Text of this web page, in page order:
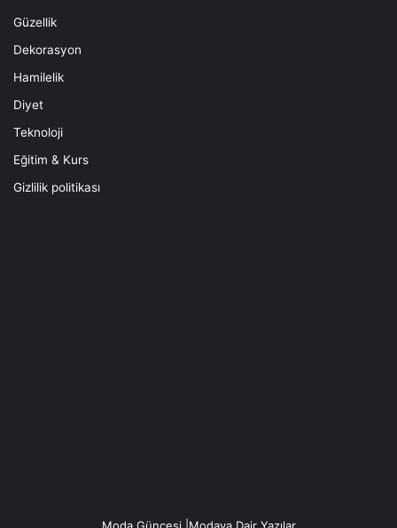
Güzellik
Dekorasyon
Hamilelik
Diyet
Teknoloji
Eğitim & Kurs
Gizlilik politikası